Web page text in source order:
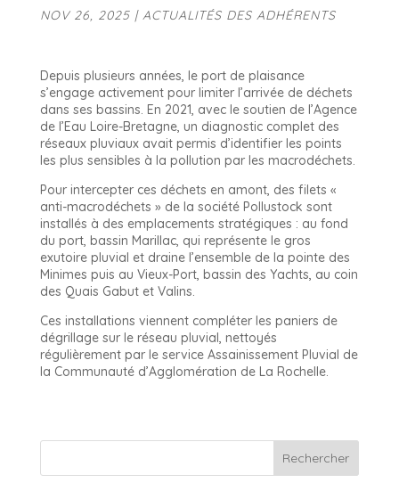
NOV 26, 2025| ACTUALITÉS DES ADHÉRENTS
Depuis plusieurs années, le port de plaisance
s’engage activement pour limiter l’arrivée de déchets
dans ses bassins. En 2021, avec le soutien de l’Agence
de l’Eau Loire-Bretagne, un diagnostic complet des
réseaux pluviaux avait permis d’identifier les points
les plus sensibles à la pollution par les macrodéchets.
Pour intercepter ces déchets en amont, des filets «
anti-macrodéchets » de la société Pollustock sont
installés à des emplacements stratégiques : au fond
du port, bassin Marillac, qui représente le gros
exutoire pluvial et draine l’ensemble de la pointe des
Minimes puis au Vieux-Port, bassin des Yachts, au coin
des Quais Gabut et Valins.
Ces installations viennent compléter les paniers de
dégrillage sur le réseau pluvial, nettoyés
régulièrement par le service Assainissement Pluvial de
la Communauté d’Agglomération de La Rochelle.